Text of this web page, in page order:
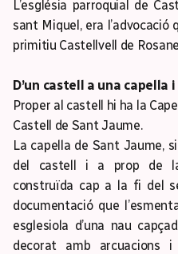
L’església parroquial de
sant Miquel, era
primitiu Castellvell de
D’un castell a una capella
Proper al castell hi ha la
Castell de Sant Jaume.
La capella de Sant Jaume,
del castell i a prop de
construïda cap a la fi del
documentació que
esglesiola d’una nau
decorat amb arcuacions